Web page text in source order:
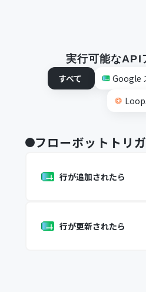
実行可能なAPI
すべて
Google
フローボットトリ
行が追加されたら
行が更新されたら